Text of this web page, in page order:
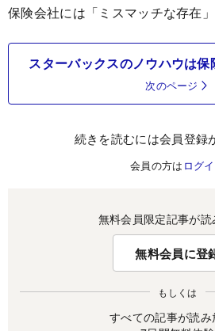
保険会社には「ミスマッチな存在」
スターバックスのノウハウは
次のページ
続きを読むには会員登録
会員の方は ログ
無料会員限定記事が読
無料会員に登
もしくは
すべての記事が読み